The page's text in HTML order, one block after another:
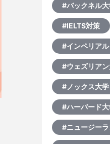
#バックネル
#IELTS対策
#インペリア
#ウェズリア
#ノックス大学
#ハーバード
#ニュージー